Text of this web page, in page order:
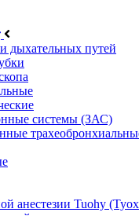
дыхательных путей
системы (ЗАС)
анестезии Tuohy